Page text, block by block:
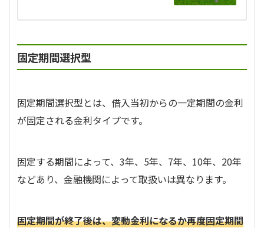
固定期間選択型
固定期間選択型とは、借入当初からの一定期間の金利
が固定される金利タイプです。
固定する期間によって、3年、5年、7年、10年、20年
などあり、金融機関によって取扱いは異なります。
固定期間が終了後は、変動金利になるか再度固定期間